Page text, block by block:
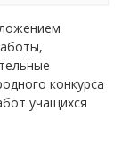
конкурса
учащихся